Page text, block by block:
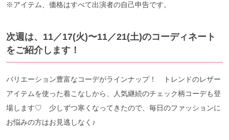
※アイテム、価格はすべて出演者の自己申告です。
次週は、11／17(火)〜11／21(土)のコーディネート
をご紹介します！
バリエーション豊富なコーデがラインナップ！ トレンドのレザー
アイテムを使った着こなしから、人気継続のチェック柄コーデも登
場します♡ 少しずつ寒くなってきたので、毎日のファッションに
お悩みの方はお見逃しなく♪